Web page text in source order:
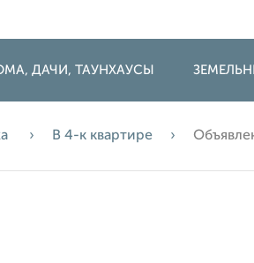
ДАЧИ, ТАУНХАУСЫ
В 4-к квартире